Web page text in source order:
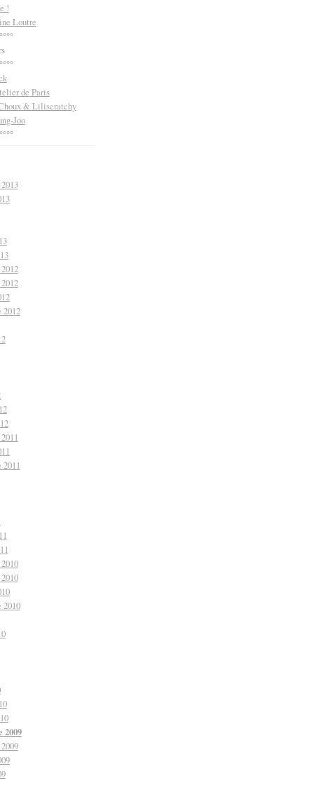
!
Loutre
de Paris
& Liliscratchy
Joo
2012
2010
2009